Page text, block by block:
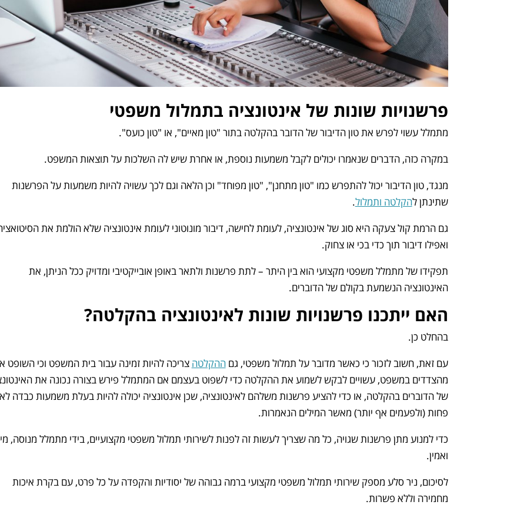
פרשנויות שונות של אינטונציה בתמלול משפטי
מתמלל עשוי לפרש את טון הדיבור של הדובר בהקלטה בתור "טון מאיים", או "טון כועס".
במקרה כזה, הדברים שנאמרו יכולים לקבל משמעות נוספת, או אחרת שיש לה השלכות על תוצאות המשפט.
מנגד, טון הדיבור יכול להתפרש כמו "טון מתחנן", "טון מפוחד" וכן הלאה וגם לכך עשויה להיות משמעות על הפרשנות
שתינתן להקלטה ותמלול.
גם הרמת קול צעקה היא סוג של אינטונציה, לעומת לחישה, דיבור מונוטוני לעומת אינטונציה שלא הולמת את
ואפילו דיבור תוך כדי בכי או צחוק.
תפקידו של מתמלל משפטי מקצועי הוא בין היתר – לתת פרשנות ולתאר באופן אובייקטיבי ומדויק ככל הניתן, את
האינטונציה הנשמעת בקולם של הדוברים.
האם ייתכנו פרשנויות שונות לאינטונציה בהקלטה?
בהחלט כן.
עם זאת, חשוב לזכור כי כאשר מדובר על תמלול משפטי, גםההקלטה צריכה להיות זמינה עבור בית המשפט וכי השופט
מהצדדים במשפט, עשויים לבקש לשמוע את ההקלטה כדי לשפוט בעצמם אם המתמלל פירש בצורה נכונה את
של הדוברים בהקלטה, או כדי להציע פרשנות משלהם לאינטונציה, שכן אינטונציה יכולה להיות בעלת משמעות כבדה לא
פחות (ולפעמים אף יותר) מאשר המילים הנאמרות.
כדי למנוע מתן פרשנות שגויה, כל מה שצריך לעשות זה לפנות לשירותי תמלול משפטי מקצועיים, בידי מתמלל מנוסה,
ואמין.
לסיכום, ניר סלע מספק שירותי תמלול משפטי מקצועי ברמה גבוהה של יסודיות והקפדה על כל פרט, עם בקרת איכות
מחמירה וללא פשרות.